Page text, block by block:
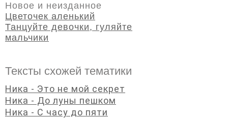
Новое и неизданное
Цветочек аленький
Танцуйте девочки, гуляйте
мальчики
Тексты схожей тематики
Ника - Это не мой секрет
Ника - До луны пешком
Ника - С часу до пяти